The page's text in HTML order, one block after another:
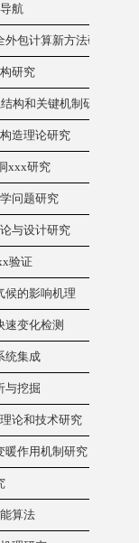
航
包计算新方法研究
研究
构和关键机制研究
造理论研究
xxx研究
问题研究
与设计研究
验证
候的影响机理
速变化检测
统集成
与挖掘
论和技术研究
暖作用机制研究
算法